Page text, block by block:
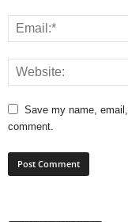
Save my name,
comment.